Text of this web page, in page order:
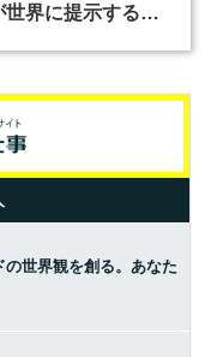
界に提示する美
の世界観を創る。あなた